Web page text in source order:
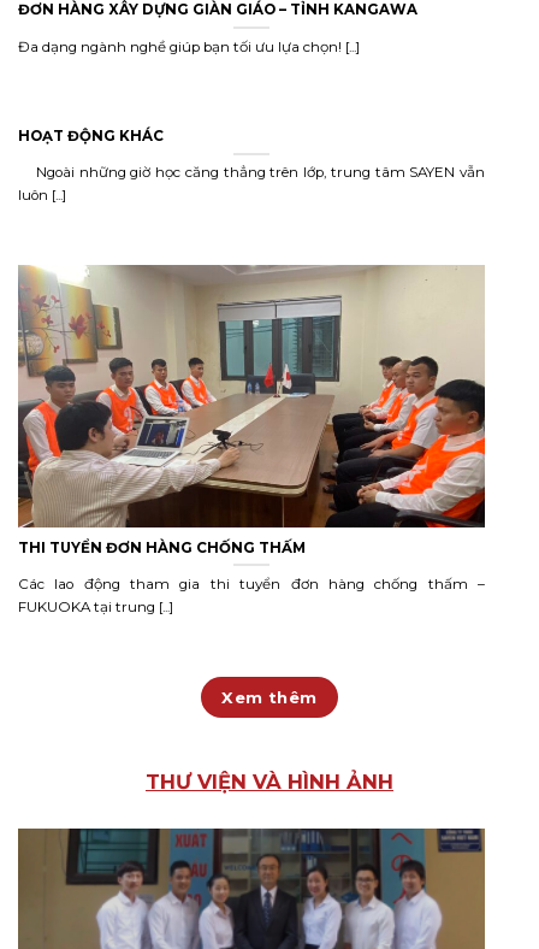
ĐƠN HÀNG XÂY DỰNG GIÀN GIÁO – TỈNH KANGAWA
Đa dạng ngành nghề giúp bạn tối ưu lựa chọn! [...]
HOẠT ĐỘNG KHÁC
Ngoài những giờ học căng thẳng trên lớp, trung tâm SAYEN vẫn
luôn [...]
THI TUYỂN ĐƠN HÀNG CHỐNG THẤM
Các lao động tham gia thi tuyển đơn hàng chống thấm –
FUKUOKA tại trung [...]
Xem thêm
THƯ VIỆN VÀ HÌNH ẢNH